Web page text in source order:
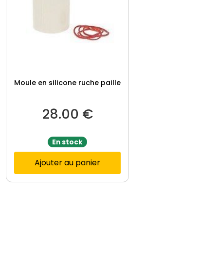
Moule en silicone ruche paille
28.00 €
En stock
Ajouter au panier